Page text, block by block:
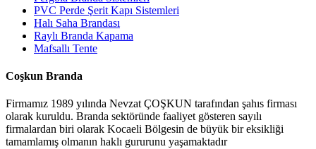
PVC Perde Şerit Kapı Sistemleri
Halı Saha Brandası
Raylı Branda Kapama
Mafsallı Tente
Coşkun Branda
Firmamız 1989 yılında Nevzat ÇOŞKUN tarafından şahıs firması
olarak kuruldu. Branda sektöründe faaliyet gösteren sayılı
firmalardan biri olarak Kocaeli Bölgesin de büyük bir eksikliği
tamamlamış olmanın haklı gururunu yaşamaktadır